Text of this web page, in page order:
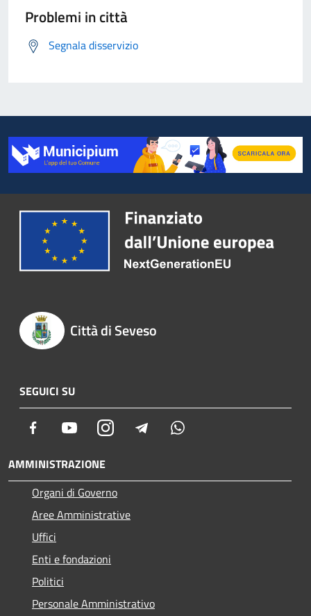
Problemi in città
Segnala disservizio
Città di Seveso
SEGUICI SU
Facebook YoutubeInstagram Telegram
AMMINISTRAZIONE
Organi di Governo
Aree Amministrative
Uffici
Enti e fondazioni
Politici
Personale Amministrativo